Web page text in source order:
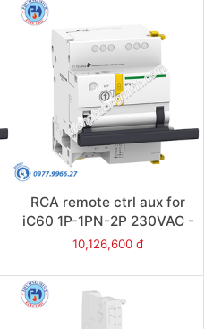
RCA remote ctrl aux for
iC60 1P-1PN-2P 230VAC -
Model A9C70112
10,126,600 đ